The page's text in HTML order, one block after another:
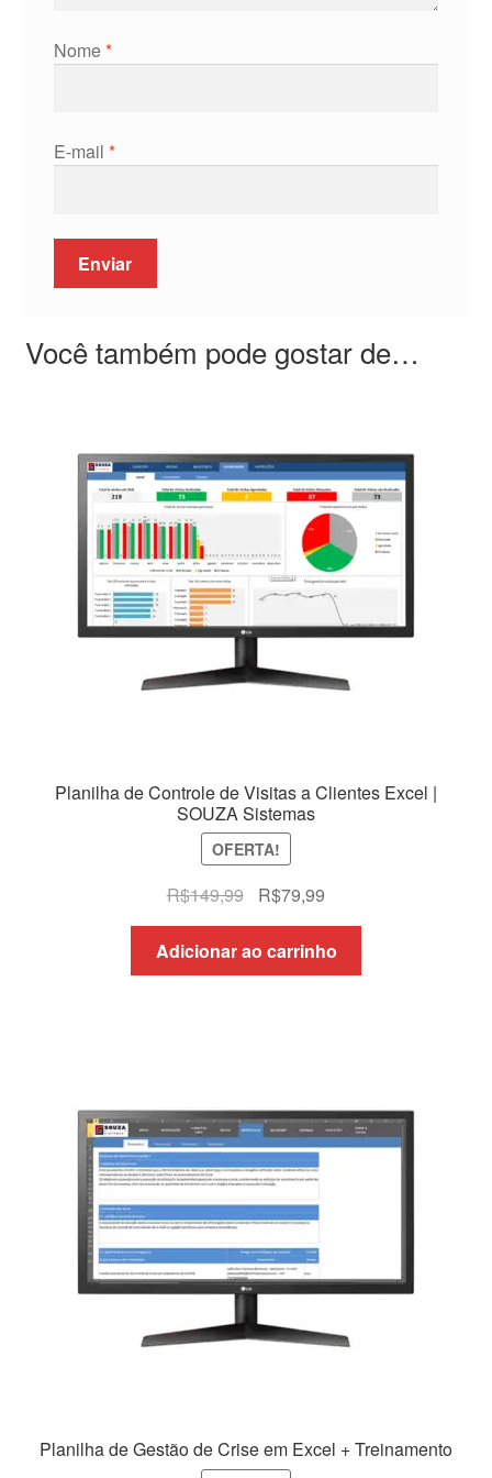
Nome*
E-mail *
Você também pode gostar de…
Planilha de Controle de Visitas a Clientes Excel |
SOUZA Sistemas
OFERTA!
R$149,99
O
preço
original
era:
R$79,99
preço
atual
é:
Adicionar ao carrinho
Planilha de Gestão de Crise em Excel + Treinamento